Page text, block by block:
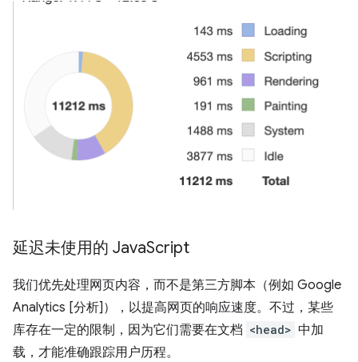
延迟未使用的 JavaScript
我们优先处理网页内容，而不是第三方脚本（例如 Google
Analytics [分析]），以提高网页的响应速度。不过，某些
库存在一定的限制，因为它们需要在文档 <head> 中加
载，才能准确跟踪用户历程。